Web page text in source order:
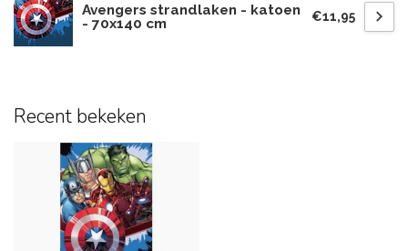
Avengers strandlaken - katoen
- 70x140 cm
€11,95
Recent bekeken